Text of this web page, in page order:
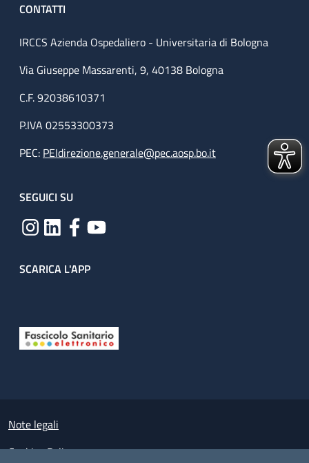
CONTATTI
IRCCS Azienda Ospedaliero - Universitaria di Bologna
Via Giuseppe Massarenti, 9, 40138 Bologna
C.F. 92038610371
P.IVA 02553300373
PEC: PEIdirezione.generale@pec.aosp.bo.it
SEGUICI SU
SCARICA L'APP
Small prints
Note legali
Cookies Policy